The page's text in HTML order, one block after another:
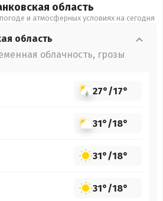
область
и атмосферных условиях на сегодня
область
облачность, грозы
27°/17°
31°/18°
31°/18°
31°/18°